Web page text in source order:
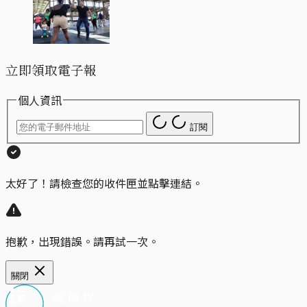
立即領取電子報
個人資訊
訂閱
太好了！請檢查您的收件匣並點擊連結。
抱歉，出現錯誤。請再試一次。
關閉